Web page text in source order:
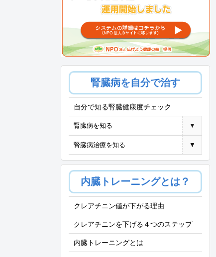
腎臓病を自分で治す
自分で知る腎臓健康度チェック
腎臓病を知る ▼
腎臓病治療を知る ▼
内臓トレーニングとは？
クレアチニン値が下がる理由
クレアチニンを下げる４つのステップ
内臓トレーニングとは